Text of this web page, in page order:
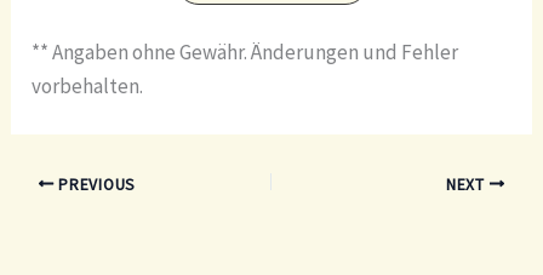
** Angaben ohne Gewähr. Änderungen und Fehler
vorbehalten.
PREVIOUS NEXT